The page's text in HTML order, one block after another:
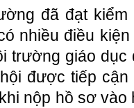
đã đạt
nhiều điều
trường giáo
được tiếp
nộp hồ sơ